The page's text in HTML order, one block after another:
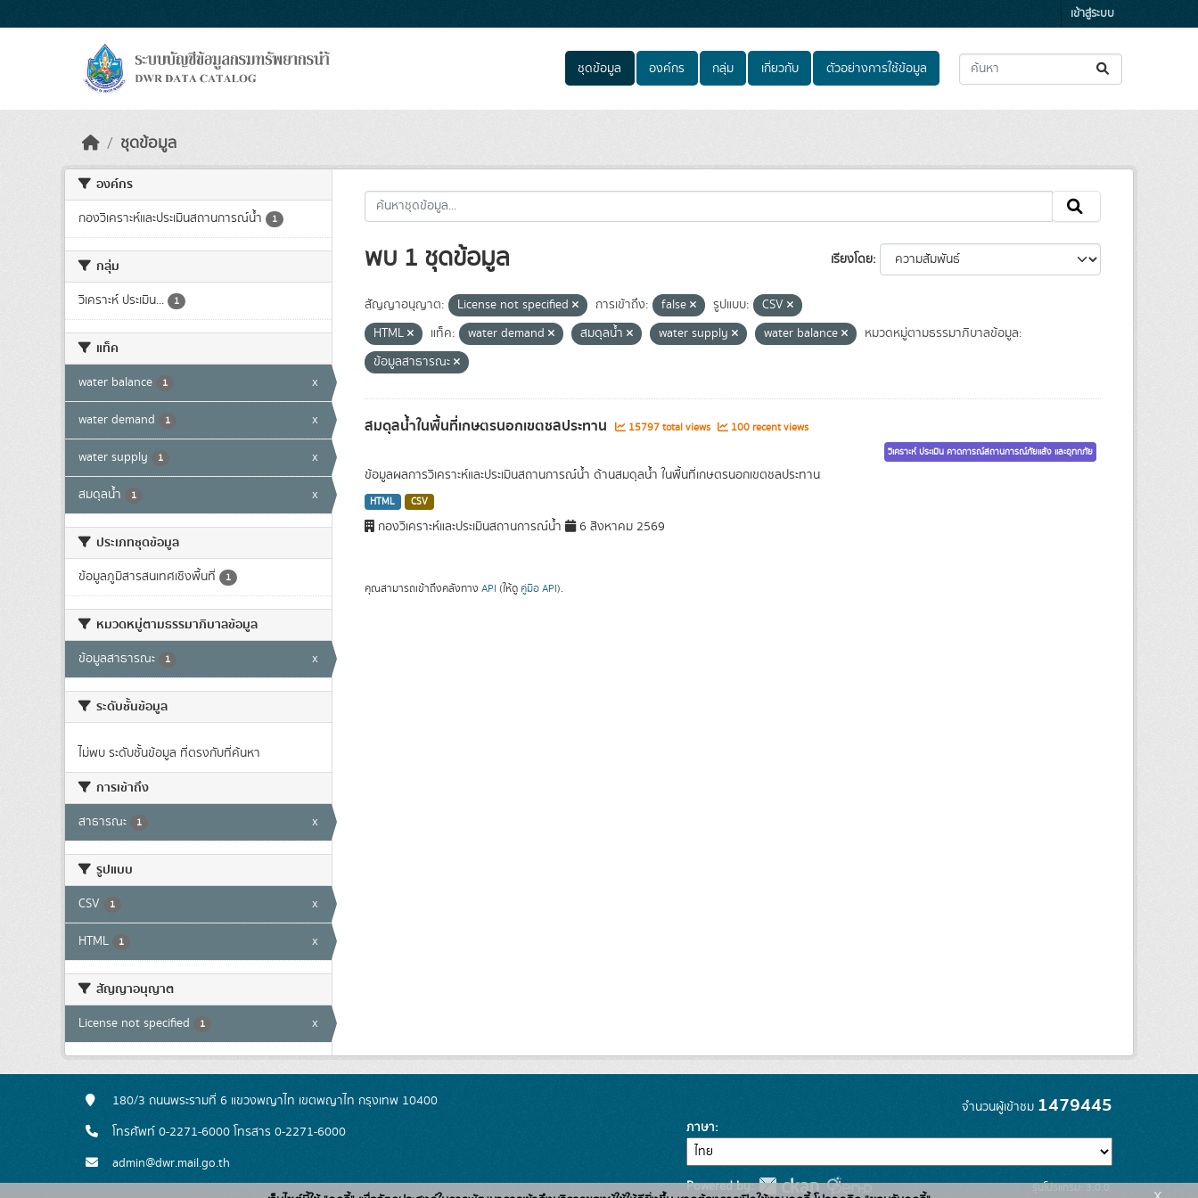
เข้าสู่ระบบ
ชุดข้อมูล องค์กร กลุ่ม เกี่ยวกับ ตัวอย่างการใช้ข้อมูล
ชุดข้อมูล
องค์กร
กองวิเคราะห์และประเมินสถานการณ์น้ำ 1
กลุ่ม
วิเคราะห์ ประเมิน... 1
แท็ค
water balance 1 x
water demand 1 x
water supply 1 x
สมดุลน้ำ 1 x
ประเภทชุดข้อมูล
ข้อมูลภูมิสารสนเทศเชิงพื้นที่ 1
หมวดหมู่ตามธรรมาภิบาลข้อมูล
ข้อมูลสาธารณะ 1 x
ระดับชั้นข้อมูล
ไม่พบ ระดับชั้นข้อมูล ที่ตรงกับที่ค้นหา
การเข้าถึง
สาธารณะ 1 x
รูปแบบ
CSV 1 x
HTML 1 x
สัญญาอนุญาต
License not specified 1 x
เรียงโดย
พบ 1 ชุดข้อมูล
สัญญาอนุญาต: License not specified การเข้าถึง: false รูปแบบ:
CSV
HTML
แท็ค: water demand สมดุลน้ำ water supply water balance
หมวดหมู่ตามธรรมาภิบาลข้อมูล:
ข้อมูลสาธารณะ
สมดุลน้ำในพื้นที่เกษตรนอกเขตชลประทาน 15797 total views 100 recent views
วิเคราะห์ ประเมิน คาดการณ์สถานการณ์ภัยแล้ง และอุทกภัย
ข้อมูลผลการวิเคราะห์และประเมินสถานการณ์น้ำ ด้านสมดุลน้ำ ในพื้นที่เกษตรนอกเขตชลประทาน
HTML CSV
กองวิเคราะห์และประเมินสถานการณ์น้ำ 6 สิงหาคม 2569
คุณสามารถเข้าถึงคลังทาง API (ให้ดู คู่มือ API).
180/3 ถนนพระรามที่ 6 แขวงพญาไท เขตพญาไท กรุงเทพ 10400
โทรศัพท์ 0-2271-6000 โทรสาร 0-2271-6000
admin@dwr.mail.go.th
จำนวนผู้เข้าชม 1479445
ภาษา
Powered by: รุ่นโปรแกรม: 3.0.0